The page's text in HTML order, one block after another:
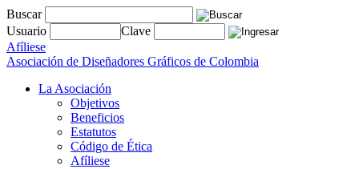
Buscar
Usuario
Clave
Afíliese
Asociación de Diseñadores Gráficos de Colombia
La Asociación
Objetivos
Beneficios
Estatutos
Código de Ética
Afíliese